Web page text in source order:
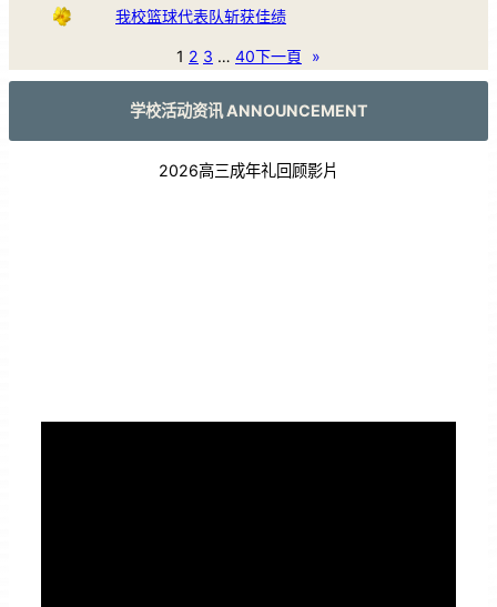
我校篮球代表队斩获佳绩
1 2 3 … 40下一頁 »
学校活动资讯 ANNOUNCEMENT
2026高三成年礼回顾影片